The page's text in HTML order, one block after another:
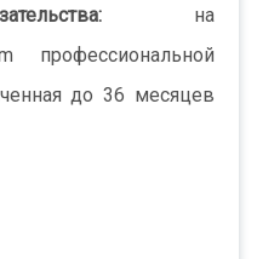
на
профессиональной
до 36 месяцев